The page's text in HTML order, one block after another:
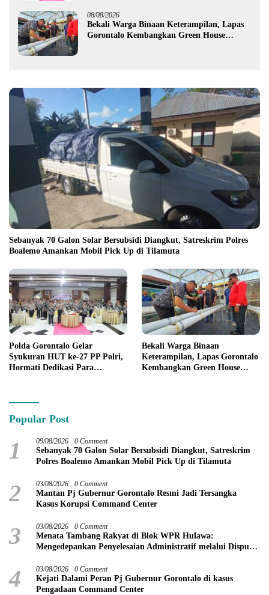
08/08/2026
Bekali Warga Binaan Keterampilan, Lapas
Gorontalo Kembangkan Green House
Sebanyak 70 Galon Solar Bersubsidi Diangkut, Satreskrim Polres
Boalemo Amankan Mobil Pick Up di Tilamuta
Polda Gorontalo Gelar
Syukuran HUT ke-27 PP Polri,
Hormati Dedikasi Para
Bekali Warga Binaan
Keterampilan, Lapas Gorontalo
Kembangkan Green House
Popular Post
1 09/08/2026 0 Comment
Sebanyak 70 Galon Solar Bersubsidi Diangkut, Satreskrim
Polres Boalemo Amankan Mobil Pick Up di Tilamuta
2 03/08/2026 0 Comment
Mantan Pj Gubernur Gorontalo Resmi Jadi Tersangka
Kasus Korupsi Command Center
3 03/08/2026 0 Comment
Menata Tambang Rakyat di Blok WPR Hulawa:
Mengedepankan Penyelesaian Administratif melalui Dispute
4 03/08/2026 0 Comment
Kejati Dalami Peran Pj Gubernur Gorontalo di kasus
Pengadaan Command Center